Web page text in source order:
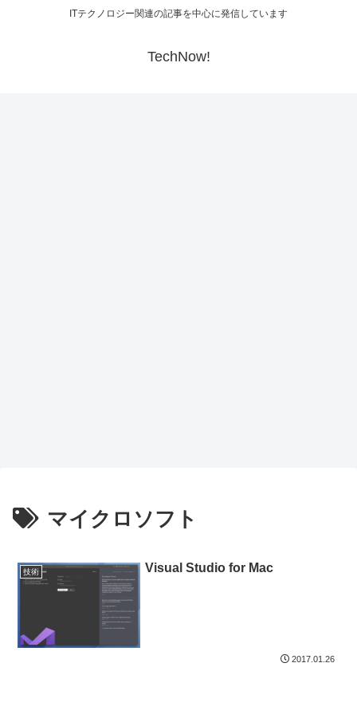
ITテクノロジー関連の記事を中心に発信しています
TechNow!
マイクロソフト
技術 Visual Studio for Mac
2017.01.26